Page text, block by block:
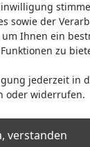
sowie der
Ihnen ein
zu
jederzeit in
oder widerrufen.
verstanden
gefunden